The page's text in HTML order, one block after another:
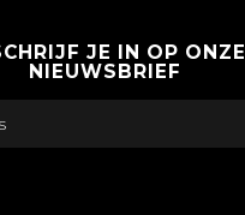
JE IN OP ONZE
NIEUWSBRIEF